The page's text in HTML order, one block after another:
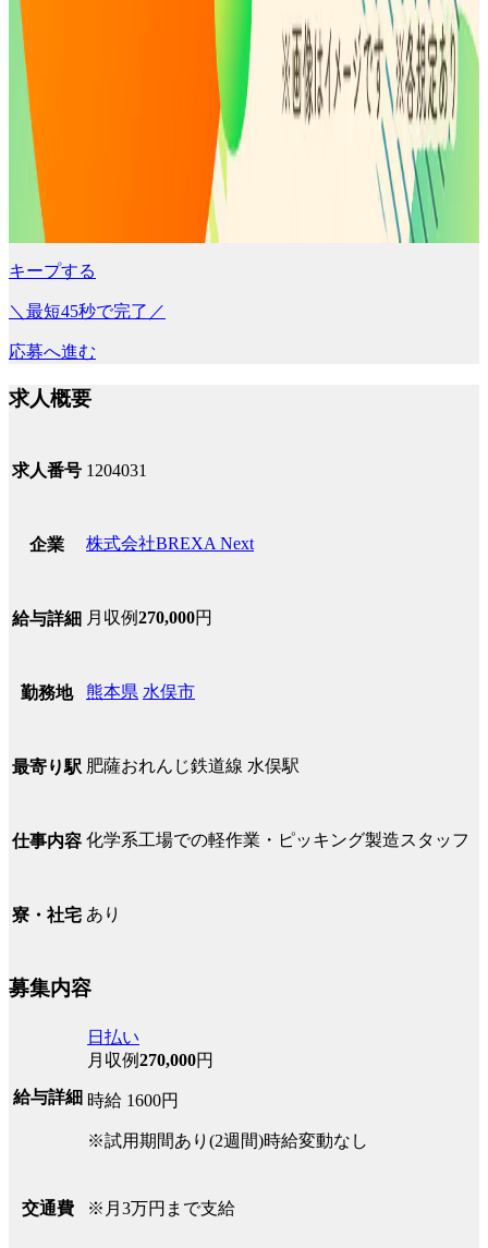
キープする
＼最短45秒で完了／
応募へ進む
求人概要
求人番号 1204031
企業 株式会社BREXA Next
給与詳細 月収例270,000円
勤務地 熊本県 水俣市
最寄り駅 肥薩おれんじ鉄道線 水俣駅
仕事内容 化学系工場での軽作業・ピッキング製造スタッフ
寮・社宅 あり
募集内容
給与詳細
日払い
月収例270,000円
時給 1600円
※試用期間あり(2週間)時給変動なし
交通費 ※月3万円まで支給